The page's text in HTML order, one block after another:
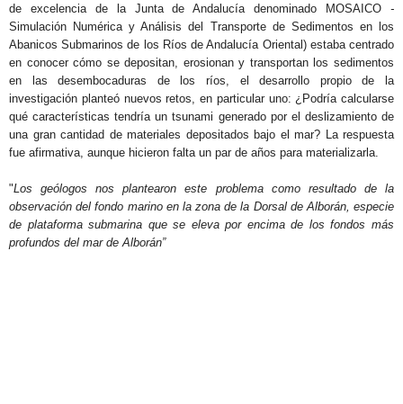
de excelencia de la Junta de Andalucía denominado MOSAICO -
Simulación Numérica y Análisis del Transporte de Sedimentos en los
Abanicos Submarinos de los Ríos de Andalucía Oriental) estaba centrado
en conocer cómo se depositan, erosionan y transportan los sedimentos
en las desembocaduras de los ríos, el desarrollo propio de la
investigación planteó nuevos retos, en particular uno: ¿Podría calcularse
qué características tendría un tsunami generado por el deslizamiento de
una gran cantidad de materiales depositados bajo el mar? La respuesta
fue afirmativa, aunque hicieron falta un par de años para materializarla.
"Losgeólogos nos plantearoneste problema como resultado de la
observación del fondo marino en la zona de la Dorsal de Alborán, especie
de plataforma submarina que se eleva por encima de los fondos más
profundos del mar de Alborán”